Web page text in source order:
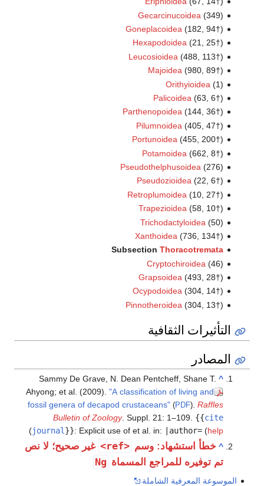
Gecarcinucoidea (349)
Goneplacoidea (182, 94†)
Hexapodoidea (21, 25†)
Leucosioidea (488, 113†)
Majoidea (980, 89†)
Orithyioidea (1)
Palicoidea (63, 6†)
Parthenopoidea (144, 36†)
Pilumnoidea (405, 47†)
Portunoidea (455, 200†)
Potamoidea (662, 8†)
Pseudothelphusoidea (276)
Pseudozioidea (22, 6†)
Retroplumoidea (10, 27†)
Trapezioidea (58, 10†)
Trichodactyloidea (50)
Xanthoidea (736, 134†)
SubsectionThoracotremata
Cryptochiroidea (46)
Grapsoidea (493, 28†)
Ocypodoidea (304, 14†)
Pinnotheroidea (304, 13†)
التأثيرات الثقافية
المصادر
^
Sammy De Grave, N. Dean Pentcheff, Shane T.
Ahyong; et al. (2009)."A classification of living and
fossil genera of decapod crustaceans" (PDF).Raffles
Bulletin of Zoology. Suppl. 21: 1–109. {{cite
journal}}: Explicit use of et al. in: |author= (help
)
^ خطأ استشهاد: وسم <ref>
غير صحيح؛ لا نص
تم توفيره للمراجع المسماة Ng
الموسوعة المعرفية الشاملة